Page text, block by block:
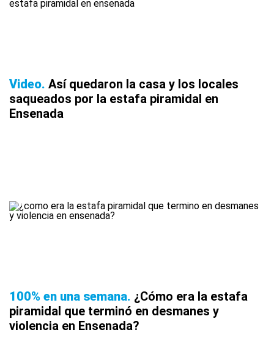
Video Así quedaron la casa y los locales
saqueados por la estafa piramidal en
Ensenada
100% en una semana ¿Cómo era la estafa
piramidal que terminó en desmanes y
violencia en Ensenada?